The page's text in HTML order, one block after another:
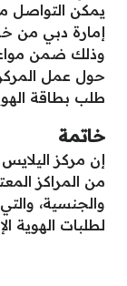
يمكن التواصل
إمارة دبي من
وذلك ضمن
حول عمل
طلب بطاقة
خاتمة
إن مركز
من المراكز
والجنسية،
لطلبات الهوية